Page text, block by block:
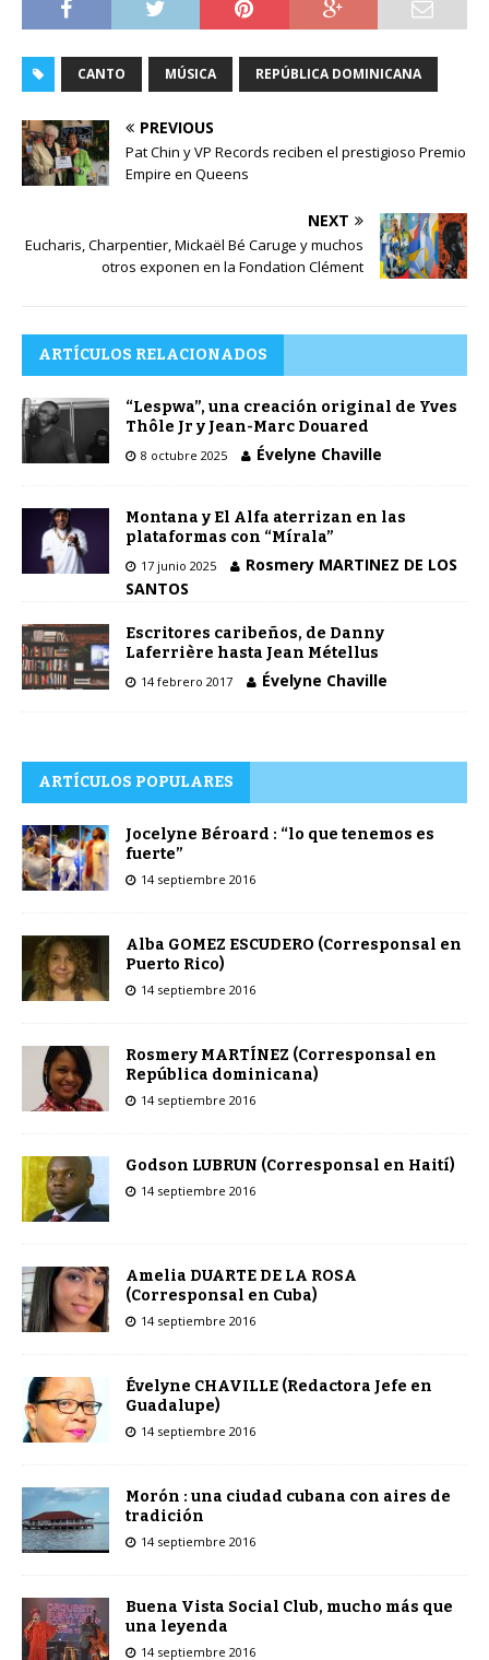
CANTO MÚSICA REPÚBLICA DOMINICANA
PREVIOUS
Pat Chin y VP Records reciben el prestigioso Premio
Empire en Queens
NEXT
Eucharis, Charpentier, Mickaël Bé Caruge y muchos
otros exponen en la Fondation Clément
ARTÍCULOS RELACIONADOS
“Lespwa”, una creación original de Yves
Thôle Jr y Jean-Marc Douared
8 octubre 2025 Évelyne Chaville
Montana y El Alfa aterrizan en las
plataformas con “Mírala”
17 junio 2025
Rosmery MARTINEZ DE LOS
SANTOS
Escritores caribeños, de Danny
Laferrière hasta Jean Métellus
14 febrero 2017 Évelyne Chaville
ARTÍCULOS POPULARES
Jocelyne Béroard : “lo que tenemos es
fuerte”
14 septiembre 2016
Alba GOMEZ ESCUDERO (Corresponsal en
Puerto Rico)
14 septiembre 2016
Rosmery MARTÍNEZ (Corresponsal en
República dominicana)
14 septiembre 2016
Godson LUBRUN (Corresponsal en Haití)
14 septiembre 2016
Amelia DUARTE DE LA ROSA
(Corresponsal en Cuba)
14 septiembre 2016
Évelyne CHAVILLE (Redactora Jefe en
Guadalupe)
14 septiembre 2016
Morón : una ciudad cubana con aires de
tradición
14 septiembre 2016
Buena Vista Social Club, mucho más que
una leyenda
14 septiembre 2016